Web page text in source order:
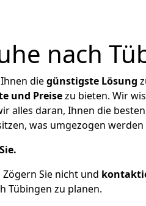
nach
diegünstigste Lösung
und Preisezu bieten. Wir
alles daran, Ihnen die
was umgezogen werden
Zögern Sie nicht und
Tübingen zu planen.